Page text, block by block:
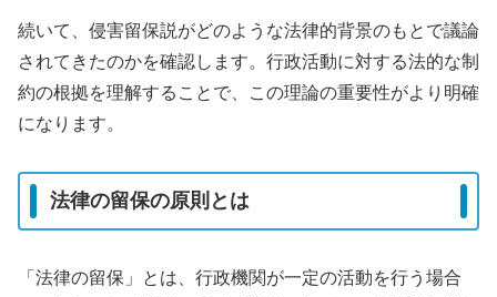
続いて、侵害留保説がどのような法律的背景のもとで議論
されてきたのかを確認します。行政活動に対する法的な制
約の根拠を理解することで、この理論の重要性がより明確
になります。
法律の留保の原則とは
「法律の留保」とは、行政機関が一定の活動を行う場合